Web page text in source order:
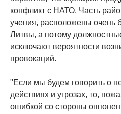
конфликт с НАТО. Часть
учения, расположены очень
Литвы, а потому
исключают вероятности
провокаций.
"Если мы будем говорить о
действиях и угрозах, то,
ошибкой со стороны